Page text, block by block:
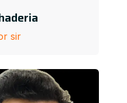
sir